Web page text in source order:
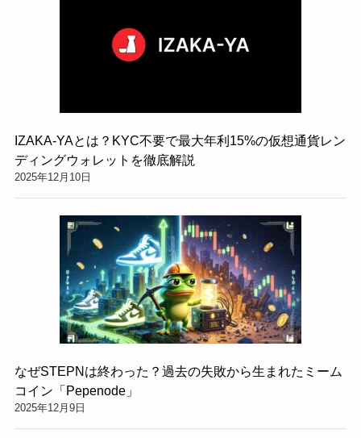
IZAKA-YAとは？KYC不要で最大年利15%の仮想通貨レン
ディングウォレットを徹底解説
2025年12月10日
なぜSTEPNは終わった？過去の失敗から生まれたミーム
コイン「Pepenode」
2025年12月9日